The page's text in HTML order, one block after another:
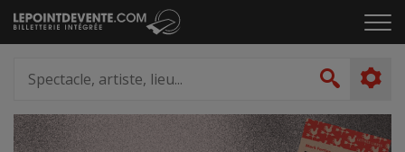
Passer
au
le
artiste,
lieu...